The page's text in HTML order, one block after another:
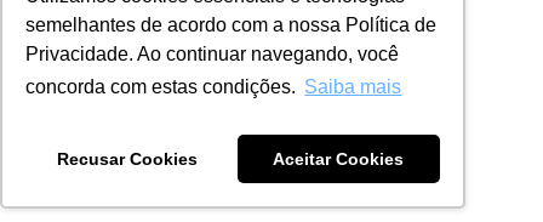
semelhantes de acordo com a nossa Política de
Privacidade. Ao continuar navegando, você
concorda com estas condições. Saiba mais
Recusar Cookies Aceitar Cookies